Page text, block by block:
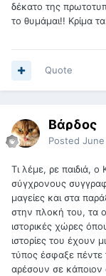
δέκατο της
το θυμάμαι!! Κρίμα
Quote
Βάρδος
Posted June
Τι λέμε, ρε παιδιά,
σύγχρονους
μαγείες και στα
στην πλοκή του, τα
ιστορικές χώρες
ιστορίες του έχουν
τύπος έσφαξε πέντε
αρέσουν σε κάποιον